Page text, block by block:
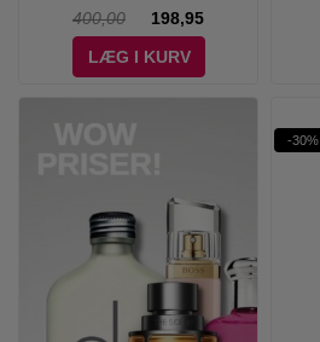
400,00
198,95
LÆG I KURV
-30%